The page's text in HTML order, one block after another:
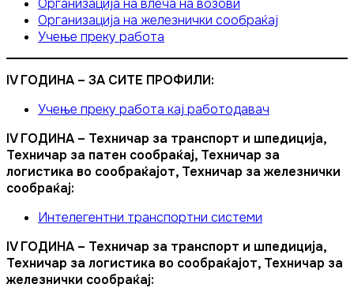
Организација на железнички сообраќај
Учење преку работа
IV ГОДИНА – ЗА СИТЕ ПРОФИЛИ:
Учење преку работа кај работодавач
IV ГОДИНА – Техничар за транспорт и шпедиција,
Техничар за патен сообраќај, Техничар за
логистика во сообраќајот, Техничар за железнички
сообраќај:
Интелегентни транспортни системи
IV ГОДИНА – Техничар за транспорт и шпедиција,
Техничар за логистика во сообраќајот, Техничар за
железнички сообраќај: